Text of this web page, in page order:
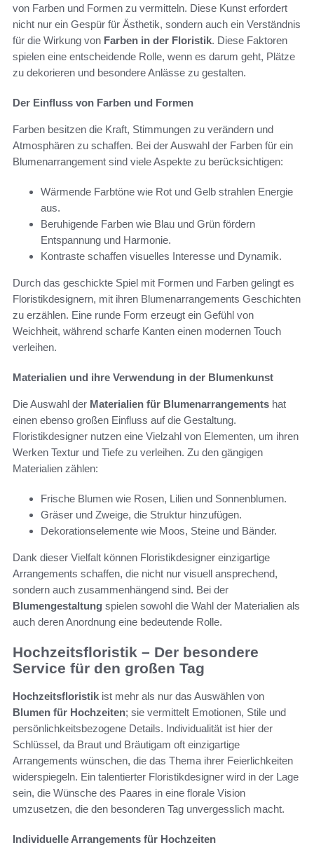
von Farben und Formen zu vermitteln. Diese Kunst erfordert
nicht nur ein Gespür für Ästhetik, sondern auch ein Verständnis
für die Wirkung von Farben in der Floristik. Diese Faktoren
spielen eine entscheidende Rolle, wenn es darum geht, Plätze
zu dekorieren und besondere Anlässe zu gestalten.
Der Einfluss von Farben und Formen
Farben besitzen die Kraft, Stimmungen zu verändern und
Atmosphären zu schaffen. Bei der Auswahl der Farben für ein
Blumenarrangement sind viele Aspekte zu berücksichtigen:
Wärmende Farbtöne wie Rot und Gelb strahlen Energie
aus.
Beruhigende Farben wie Blau und Grün fördern
Entspannung und Harmonie.
Kontraste schaffen visuelles Interesse und Dynamik.
Durch das geschickte Spiel mit Formen und Farben gelingt es
Floristikdesignern, mit ihren Blumenarrangements Geschichten
zu erzählen. Eine runde Form erzeugt ein Gefühl von
Weichheit, während scharfe Kanten einen modernen Touch
verleihen.
Materialien und ihre Verwendung in der Blumenkunst
Die Auswahl der Materialien für Blumenarrangements hat
einen ebenso großen Einfluss auf die Gestaltung.
Floristikdesigner nutzen eine Vielzahl von Elementen, um ihren
Werken Textur und Tiefe zu verleihen. Zu den gängigen
Materialien zählen:
Frische Blumen wie Rosen, Lilien und Sonnenblumen.
Gräser und Zweige, die Struktur hinzufügen.
Dekorationselemente wie Moos, Steine und Bänder.
Dank dieser Vielfalt können Floristikdesigner einzigartige
Arrangements schaffen, die nicht nur visuell ansprechend,
sondern auch zusammenhängend sind. Bei der
Blumengestaltung spielen sowohl die Wahl der Materialien als
auch deren Anordnung eine bedeutende Rolle.
Hochzeitsfloristik – Der besondere
Service für den großen Tag
Hochzeitsfloristik ist mehr als nur das Auswählen von
Blumen für Hochzeiten; sie vermittelt Emotionen, Stile und
persönlichkeitsbezogene Details. Individualität ist hier der
Schlüssel, da Braut und Bräutigam oft einzigartige
Arrangements wünschen, die das Thema ihrer Feierlichkeiten
widerspiegeln. Ein talentierter Floristikdesigner wird in der Lage
sein, die Wünsche des Paares in eine florale Vision
umzusetzen, die den besonderen Tag unvergesslich macht.
Individuelle Arrangements für Hochzeiten